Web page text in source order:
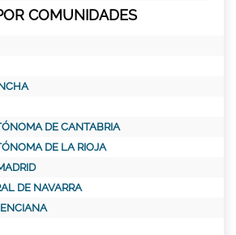
COMUNIDADES
DE CANTABRIA
DE LA RIOJA
DE NAVARRA